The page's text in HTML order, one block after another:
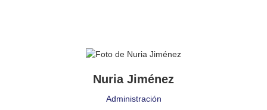
Nuria Jiménez
Administración
Administración
Delegación: